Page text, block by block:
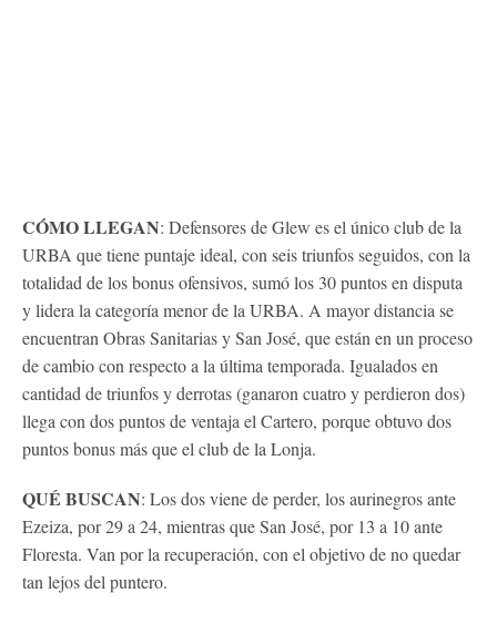
CÓMO LLEGAN: Defensores de Glew es el único club de la
URBA que tiene puntaje ideal, con seis triunfos seguidos, con la
totalidad de los bonus ofensivos, sumó los 30 puntos en disputa
y lidera la categoría menor de la URBA. A mayor distancia se
encuentran Obras Sanitarias y San José, que están en un proceso
de cambio con respecto a la última temporada. Igualados en
cantidad de triunfos y derrotas (ganaron cuatro y perdieron dos)
llega con dos puntos de ventaja el Cartero, porque obtuvo dos
puntos bonus más que el club de la Lonja.
QUÉ BUSCAN: Los dos viene de perder, los aurinegros ante
Ezeiza, por 29 a 24, mientras que San José, por 13 a 10 ante
Floresta. Van por la recuperación, con el objetivo de no quedar
tan lejos del puntero.